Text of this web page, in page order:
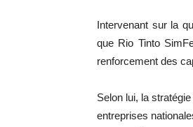
Intervenant sur la
que Rio Tinto
renforcement des
Selon lui, la
entreprises